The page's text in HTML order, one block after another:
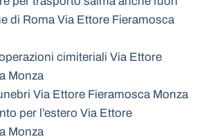
di Roma Via Ettore Fieramosca
cimiteriali Via Ettore
Monza
Via Ettore Fieramosca Monza
per l’estero Via Ettore
Monza